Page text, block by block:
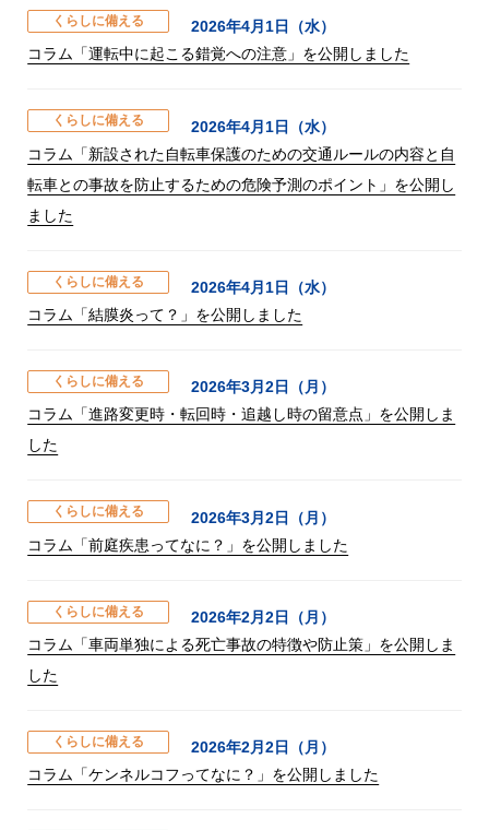
くらしに備える
2026年4月1日（水）
コラム「運転中に起こる錯覚への注意」を公開しました
くらしに備える
2026年4月1日（水）
コラム「新設された自転車保護のための交通ルールの内容と自
転車との事故を防止するための危険予測のポイント」を公開し
ました
くらしに備える
2026年4月1日（水）
コラム「結膜炎って？」を公開しました
くらしに備える
2026年3月2日（月）
コラム「進路変更時・転回時・追越し時の留意点」を公開しま
した
くらしに備える
2026年3月2日（月）
コラム「前庭疾患ってなに？」を公開しました
くらしに備える
2026年2月2日（月）
コラム「車両単独による死亡事故の特徴や防止策」を公開しま
した
くらしに備える
2026年2月2日（月）
コラム「ケンネルコフってなに？」を公開しました